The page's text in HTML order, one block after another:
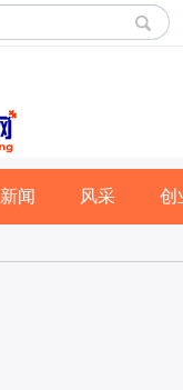
新闻 风采 创